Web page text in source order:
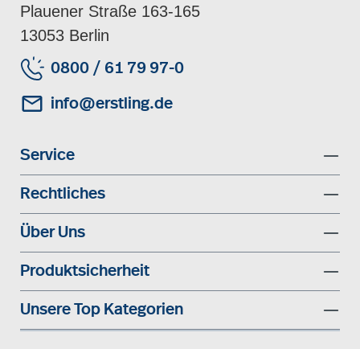
Plauener Straße 163-165
13053 Berlin
0800 / 61 79 97-0
info@erstling.de
Service
Rechtliches
Über Uns
Produktsicherheit
Unsere Top Kategorien